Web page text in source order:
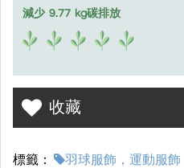
減少 9.77 kg碳排放
收藏
標籤：
羽球服飾，運動服